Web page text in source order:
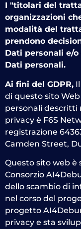
I "titolari del
organizzazioni
modalità del
prendono
Dati personali e/
Dati personali.
Ai fini del GDPR,
di questo sito
personali descritti
privacy è F6S
registrazione
Camden Street,
Questo sito web è
Consorzio
dello scambio di
nel corso del
progetto
privacy e sta